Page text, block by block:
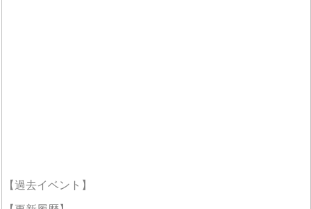
【過去イベント】